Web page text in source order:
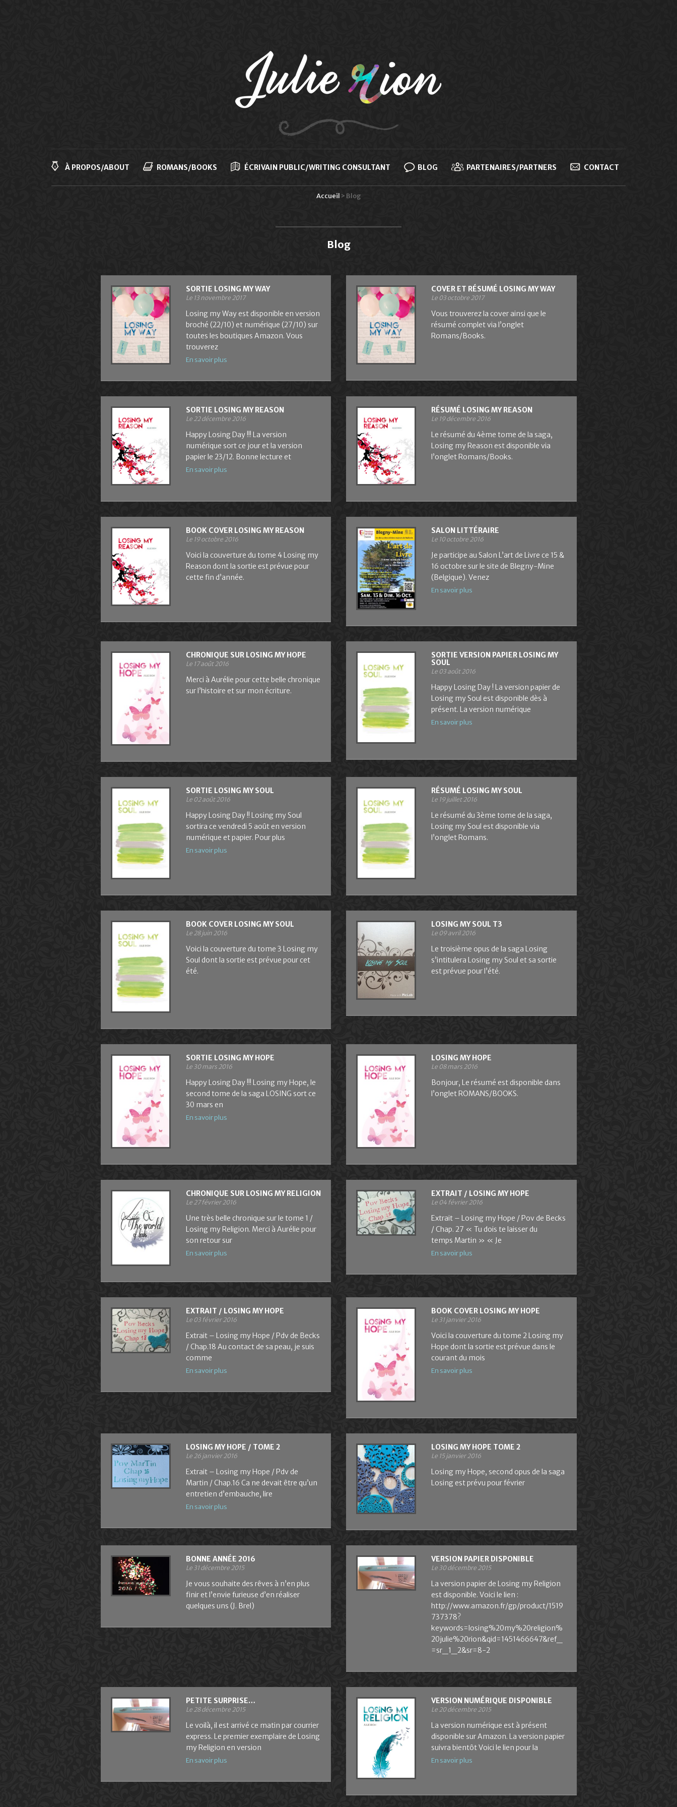
principale
À PROPOS/ABOUT
ROMANS/BOOKS ÉCRIVAIN PUBLIC/WRITING CONSULTANT BLOG PARTENAIRES/PARTNERS CONTACT
Accueil > Blog
Blog
SORTIE LOSING MY WAY
Le 13 novembre 2017
Losing my Way est disponible en version
broché (22/10) et numérique (27/10) sur
toutes les boutiques Amazon. Vous
trouverez
En savoir plus
COVER ET RÉSUMÉ LOSING MY WAY
Le 03 octobre 2017
Vous trouverez la cover ainsi que le
résumé complet via l’onglet
Romans/Books.
SORTIE LOSING MY REASON
Le 22 décembre 2016
Happy Losing Day !!! La version
numérique sort ce jour et la version
papier le 23/12. Bonne lecture et
En savoir plus
RÉSUMÉ LOSING MY REASON
Le 19 décembre 2016
Le résumé du 4ème tome de la saga,
Losing my Reason est disponible via
l’onglet Romans/Books.
BOOK COVER LOSING MY REASON
Le 19 octobre 2016
Voici la couverture du tome 4 Losing my
Reason dont la sortie est prévue pour
cette fin d’année.
SALON LITTÉRAIRE
Le 10 octobre 2016
Je participe au Salon L’art de Livre ce 15 &
16 octobre sur le site de Blegny-Mine
(Belgique). Venez
En savoir plus
CHRONIQUE SUR LOSING MY HOPE
Le 17 août 2016
Merci à Aurélie pour cette belle chronique
sur l’histoire et sur mon écriture.
SORTIE VERSION PAPIER LOSING MY
SOUL
Le 03 août 2016
Happy Losing Day ! La version papier de
Losing my Soul est disponible dès à
présent. La version numérique
En savoir plus
SORTIE LOSING MY SOUL
Le 02 août 2016
Happy Losing Day !! Losing my Soul
sortira ce vendredi 5 août en version
numérique et papier. Pour plus
En savoir plus
RÉSUMÉ LOSING MY SOUL
Le 19 juillet 2016
Le résumé du 3ème tome de la saga,
Losing my Soul est disponible via
l’onglet Romans.
BOOK COVER LOSING MY SOUL
Le 28 juin 2016
Voici la couverture du tome 3 Losing my
Soul dont la sortie est prévue pour cet
été.
LOSING MY SOUL T3
Le 09 avril 2016
Le troisième opus de la saga Losing
s’intitulera Losing my Soul et sa sortie
est prévue pour l’été.
SORTIE LOSING MY HOPE
Le 30 mars 2016
Happy Losing Day !!! Losing my Hope, le
second tome de la saga LOSING sort ce
30 mars en
En savoir plus
LOSING MY HOPE
Le 08 mars 2016
Bonjour, Le résumé est disponible dans
l’onglet ROMANS/BOOKS.
CHRONIQUE SUR LOSING MY RELIGION
Le 27 février 2016
Une très belle chronique sur le tome 1 /
Losing my Religion. Merci à Aurélie pour
son retour sur
En savoir plus
EXTRAIT / LOSING MY HOPE
Le 04 février 2016
Extrait – Losing my Hope / Pov de Becks
/ Chap. 27 « Tu dois te laisser du
temps Martin » « Je
En savoir plus
EXTRAIT / LOSING MY HOPE
Le 03 février 2016
Extrait – Losing my Hope / Pdv de Becks
/ Chap.18 Au contact de sa peau, je suis
comme
En savoir plus
BOOK COVER LOSING MY HOPE
Le 31 janvier 2016
Voici la couverture du tome 2 Losing my
Hope dont la sortie est prévue dans le
courant du mois
En savoir plus
LOSING MY HOPE / TOME 2
Le 26 janvier 2016
Extrait – Losing my Hope / Pdv de
Martin / Chap.16 Ca ne devait être qu’un
entretien d’embauche, lire
En savoir plus
LOSING MY HOPE TOME 2
Le 15 janvier 2016
Losing my Hope, second opus de la saga
Losing est prévu pour février
BONNE ANNÉE 2016
Le 31 décembre 2015
Je vous souhaite des rêves à n’en plus
finir et l’envie furieuse d’en réaliser
quelques uns (J. Brel)
VERSION PAPIER DISPONIBLE
Le 30 décembre 2015
La version papier de Losing my Religion
est disponible. Voici le lien :
http://www.amazon.fr/gp/product/1519
737378?
keywords=losing%20my%20religion%
20julie%20rion&qid=1451466647&ref_
=sr_1_2&sr=8-2
PETITE SURPRISE…
Le 28 décembre 2015
Le voilà, il est arrivé ce matin par courrier
express. Le premier exemplaire de Losing
my Religion en version
En savoir plus
VERSION NUMÉRIQUE DISPONIBLE
Le 20 décembre 2015
La version numérique est à présent
disponible sur Amazon. La version papier
suivra bientôt Voici le lien pour la
En savoir plus